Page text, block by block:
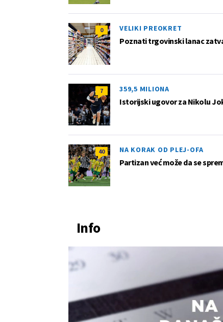
0 VELIKI PREOKRET
Poznati trgovinski lanac
7 359,5 MILIONA
Istorijski ugovor za Nikolu
40 NA KORAK OD PLEJ-OFA
Partizan već može da se
Info